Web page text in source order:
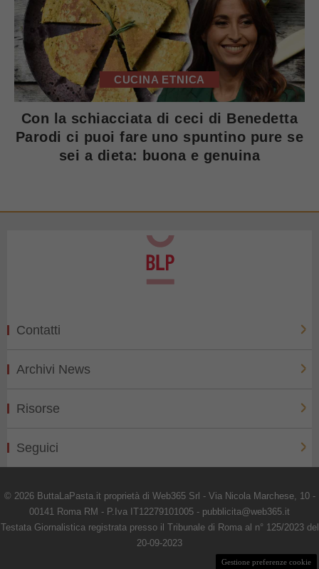
CUCINA ETNICA
Con la schiacciata di ceci di Benedetta
Parodi ci puoi fare uno spuntino pure se
sei a dieta: buona e genuina
Contatti
Archivi News
Risorse
Seguici
© 2026 ButtaLaPasta.it proprietà di Web365 Srl - Via Nicola Marchese, 10 -
00141 Roma RM - P.Iva IT12279101005 - pubblicita@web365.it
Testata Giornalistica registrata presso il Tribunale di Roma al n° 125/2023 del
20-09-2023
Gestione preferenze cookie